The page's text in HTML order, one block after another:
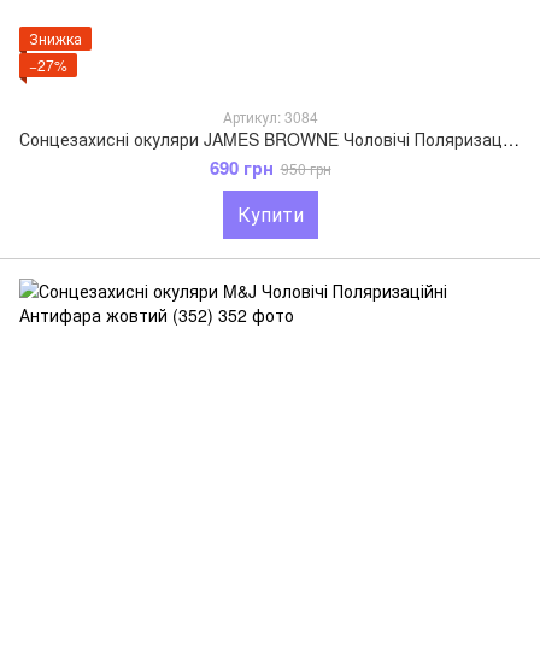
Знижка
−27%
Артикул: 3084
Сонцезахисні окуляри JAMES BROWNE Чоловічі Поляризаційні Антифара коричневий 3084
690 грн 950 грн
Купити